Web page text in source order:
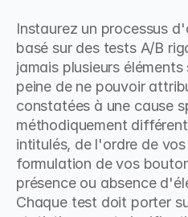
Instaurez un processus
basé sur des tests A/B
jamais plusieurs
peine de ne pouvoir
constatées à une cause
méthodiquement
intitulés, de l'ordre de
formulation de vos
présence ou absence
Chaque test doit porter